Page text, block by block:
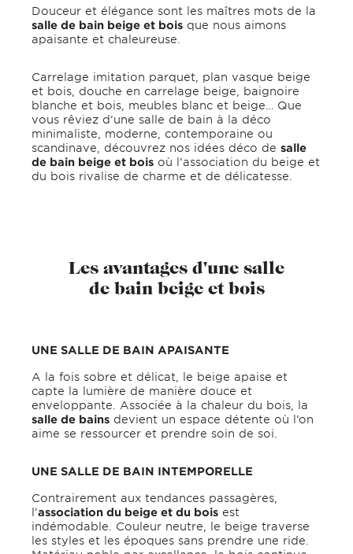
Douceur et élégance sont les maîtres mots de la
salle de bain beige et bois que nous aimons
apaisante et chaleureuse.
Carrelage imitation parquet, plan vasque beige
et bois, douche en carrelage beige, baignoire
blanche et bois, meubles blanc et beige… Que
vous rêviez d’une salle de bain à la déco
minimaliste, moderne, contemporaine ou
scandinave, découvrez nos idées déco de salle
de bain beige et bois où l’association du beige et
du bois rivalise de charme et de délicatesse.
Les avantages d'une salle
de bain beige et bois
UNE SALLE DE BAIN APAISANTE
A la fois sobre et délicat, le beige apaise et
capte la lumière de manière douce et
enveloppante. Associée à la chaleur du bois, la
salle de bains devient un espace détente où l’on
aime se ressourcer et prendre soin de soi.
UNE SALLE DE BAIN INTEMPORELLE
Contrairement aux tendances passagères,
l’association du beige et du bois est
indémodable. Couleur neutre, le beige traverse
les styles et les époques sans prendre une ride.